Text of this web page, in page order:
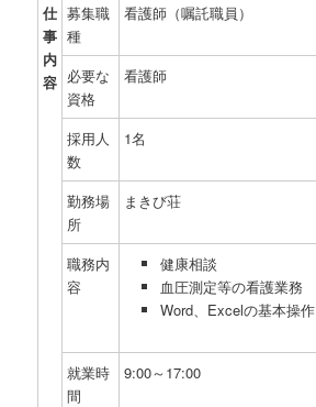
仕
事
内
容
募集職
種
看護師（嘱託職員）
必要な
資格
看護師
採用人
数
1名
勤務場
所
まきび荘
職務内
容
健康相談
血圧測定等の看護業務
Word、Excelの基本操作
就業時
間
9:00～17:00